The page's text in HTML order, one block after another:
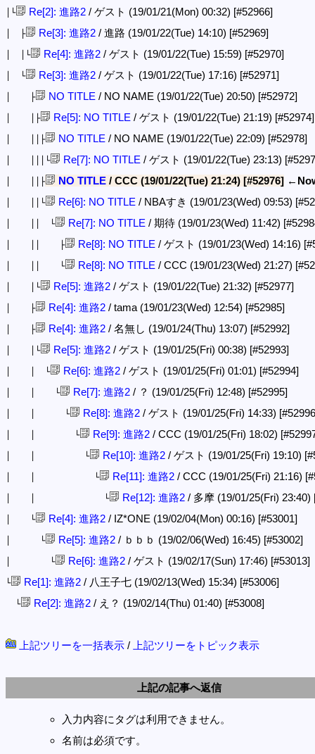
│└ Re[2]: 進路2 / ゲスト (19/01/21(Mon) 00:32) [#52966]
│ ├ Re[3]: 進路2 / 進路 (19/01/22(Tue) 14:10) [#52969]
│ │└ Re[4]: 進路2 / ゲスト (19/01/22(Tue) 15:59) [#52970]
│ └ Re[3]: 進路2 / ゲスト (19/01/22(Tue) 17:16) [#52971]
│ ├ NO TITLE / NO NAME (19/01/22(Tue) 20:50) [#52972]
│ │├ Re[5]: NO TITLE / ゲスト (19/01/22(Tue) 21:19) [#52974]
│ ││├ NO TITLE / NO NAME (19/01/22(Tue) 22:09) [#52978]
│ │││└ Re[7]: NO TITLE / ゲスト (19/01/22(Tue) 23:13)
│ ││├ NO TITLE / CCC (19/01/22(Tue) 21:24) [#52976]
│ ││└ Re[6]: NO TITLE / NBAすき (19/01/23(Wed) 09:53)
│ ││ └ Re[7]: NO TITLE / 期待 (19/01/23(Wed) 11:42)
│ ││ ├ Re[8]: NO TITLE / ゲスト (19/01/23(Wed) 14:16)
│ ││ └ Re[8]: NO TITLE / CCC (19/01/23(Wed) 21:27)
│ │└ Re[5]: 進路2 / ゲスト (19/01/22(Tue) 21:32) [#52977]
│ ├ Re[4]: 進路2 / tama (19/01/23(Wed) 12:54) [#52985]
│ ├ Re[4]: 進路2 / 名無し (19/01/24(Thu) 13:07) [#52992]
│ │└ Re[5]: 進路2 / ゲスト (19/01/25(Fri) 00:38) [#52993]
│ │ └ Re[6]: 進路2 / ゲスト (19/01/25(Fri) 01:01) [#52994]
│ │ └ Re[7]: 進路2 / ？ (19/01/25(Fri) 12:48) [#52995]
│ │ └ Re[8]: 進路2 / ゲスト (19/01/25(Fri) 14:33)
│ │ └ Re[9]: 進路2 / CCC (19/01/25(Fri) 18:02)
│ │ └ Re[10]: 進路2 / ゲスト (19/01/25(Fri) 19:10)
│ │ └ Re[11]: 進路2 / CCC (19/01/25(Fri) 21:16)
│ │ └ Re[12]: 進路2 / 多摩 (19/01/25(Fri) 23:40)
│ └ Re[4]: 進路2 / IZ*ONE (19/02/04(Mon) 00:16) [#53001]
│ └ Re[5]: 進路2 / ｂｂｂ (19/02/06(Wed) 16:45) [#53002]
│ └ Re[6]: 進路2 / ゲスト (19/02/17(Sun) 17:46) [#53013]
└ Re[1]: 進路2 / 八王子七 (19/02/13(Wed) 15:34) [#53006]
└ Re[2]: 進路2 / え？ (19/02/14(Thu) 01:40) [#53008]
上記ツリーを一括表示 / 上記ツリーをトピック表示
上記の記事へ返信
入力内容にタグは利用できません。
名前は必須です。